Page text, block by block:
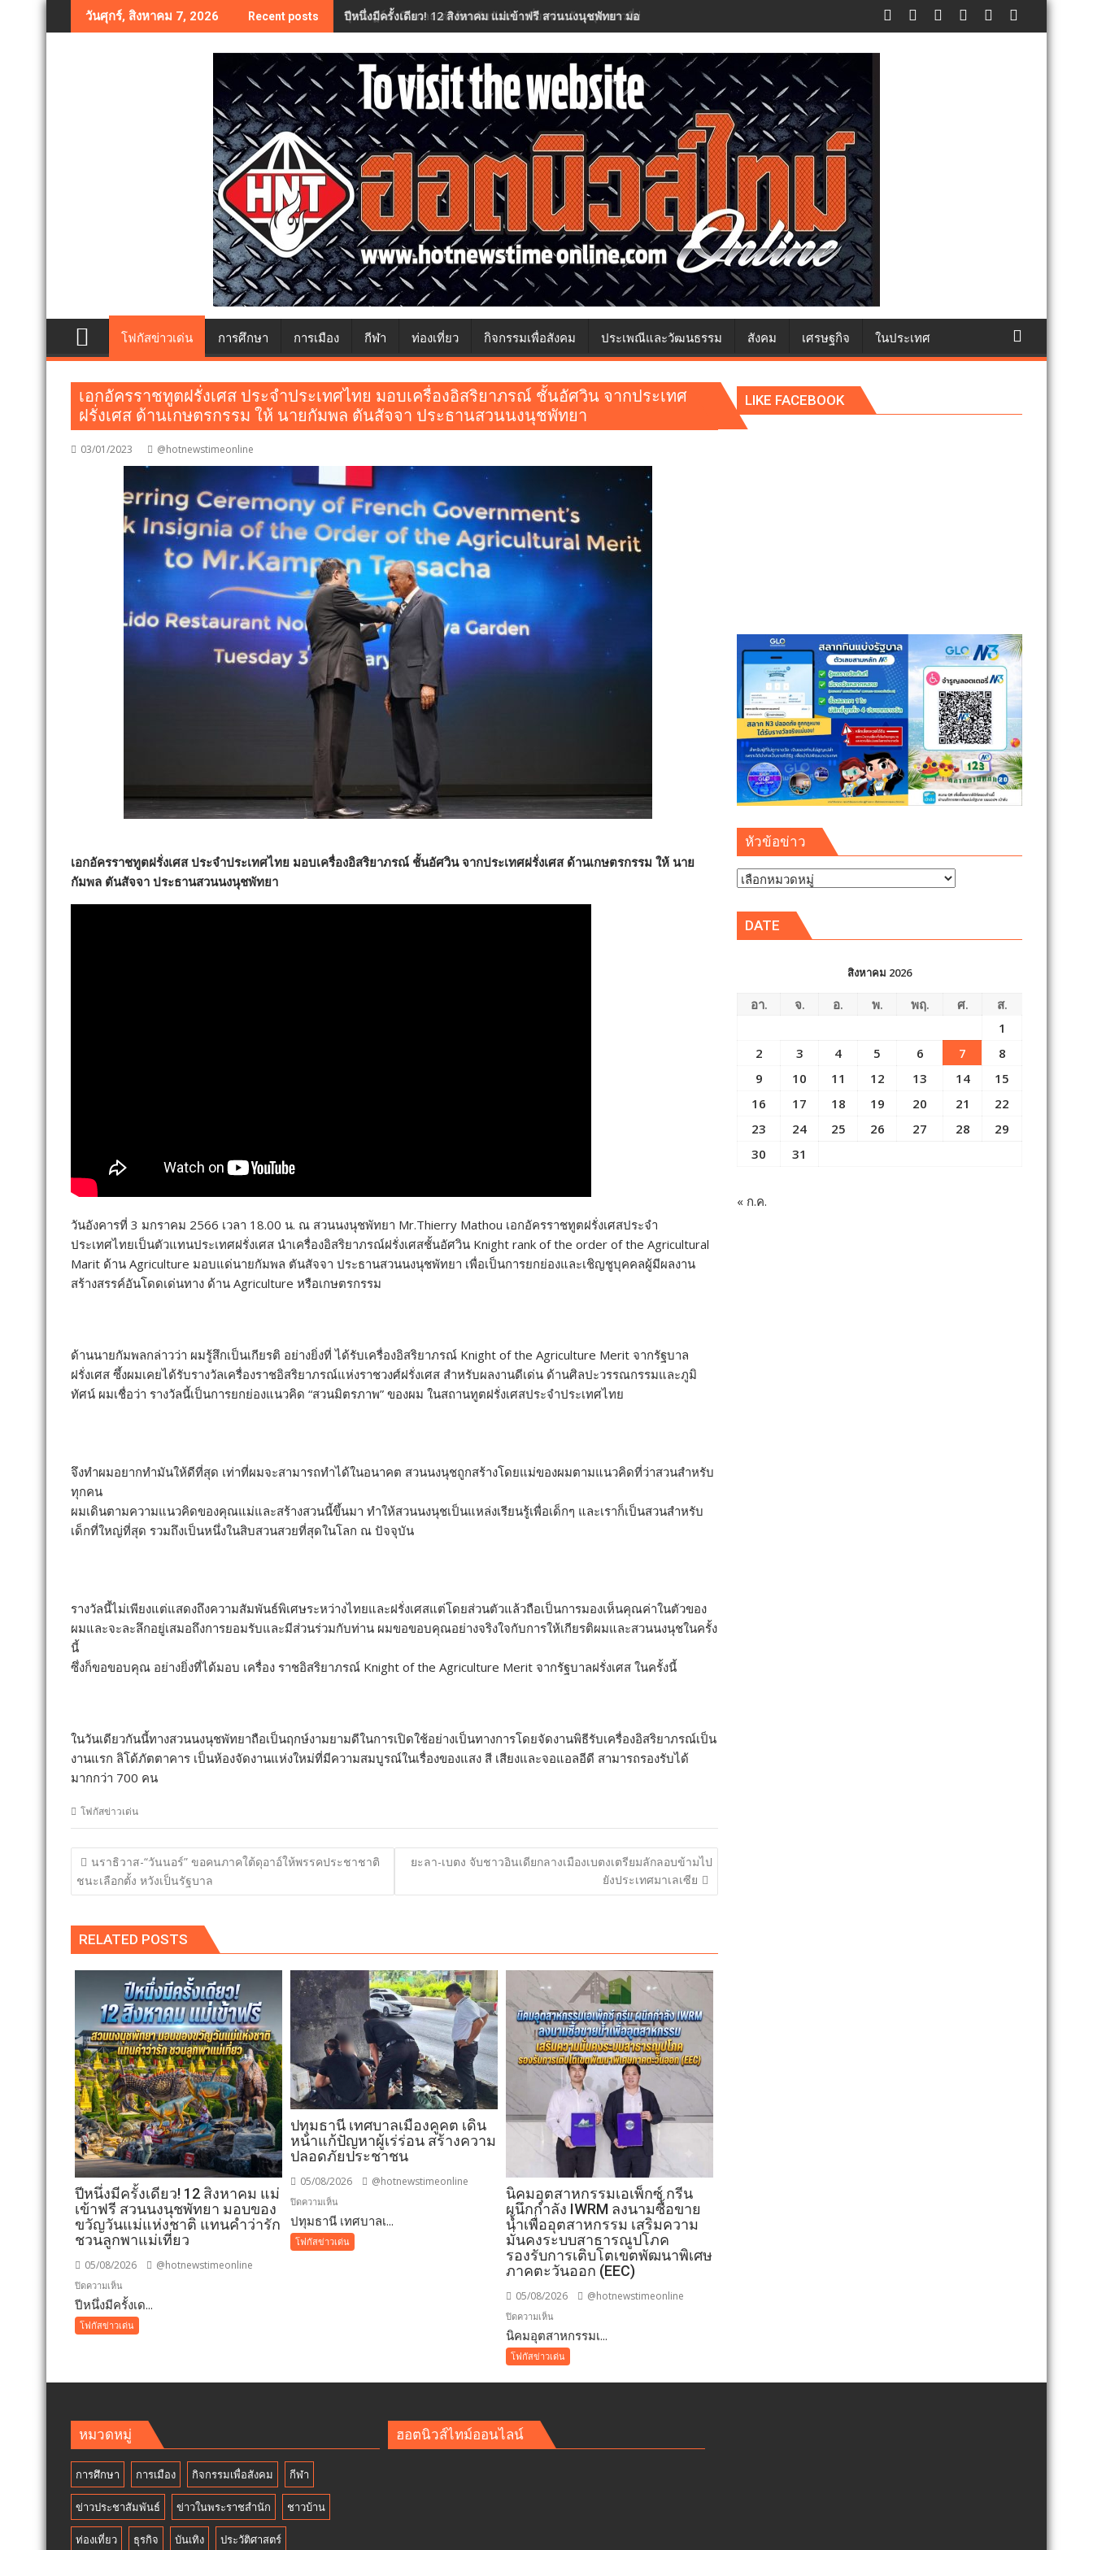
to
วันศุกร์, สิงหาคม 7, 2026 Recent posts ปีหนึ่งมีครั้งเดียว! 12 สิงหาคม แม่เข้าฟรี สวนนงนุชพัทยา มอบของขวัญวันแม่แห่งชาติ แทนคำว่ารัก ชวนลูกพาแม่เที่ยว
โฟกัสข่าวเด่น การศึกษา การเมือง กีฬา ท่องเที่ยว กิจกรรมเพื่อสังคม ประเพณีและวัฒนธรรม สังคม เศรษฐกิจ ในประเทศ
เอกอัครราชทูตฝรั่งเศส ประจำประเทศไทย มอบเครื่องอิสริยาภรณ์ ชั้นอัศวิน จากประเทศ
ฝรั่งเศส ด้านเกษตรกรรม ให้ นายกัมพล ตันสัจจา ประธานสวนนงนุชพัทยา
03/01/2023 @hotnewstimeonline
เอกอัครราชทูตฝรั่งเศส ประจำประเทศไทย มอบเครื่องอิสริยาภรณ์ ชั้นอัศวิน จากประเทศฝรั่งเศส ด้านเกษตรกรรม ให้ นาย
กัมพล ตันสัจจา ประธานสวนนงนุชพัทยา
วันอังคารที่ 3 มกราคม 2566 เวลา 18.00 น. ณ สวนนงนุชพัทยา Mr.Thierry Mathou เอกอัครราชทูตฝรั่งเศสประจำ
ประเทศไทยเป็นตัวแทนประเทศฝรั่งเศส นำเครื่องอิสริยาภรณ์ฝรั่งเศสชั้นอัศวิน Knight rank of the order of the Agricultural
Marit ด้าน Agriculture มอบแด่นายกัมพล ตันสัจจา ประธานสวนนงนุชพัทยา เพื่อเป็นการยกย่องและเชิญชูบุคคลผู้มีผลงาน
สร้างสรรค์อันโดดเด่นทาง ด้าน Agriculture หรือเกษตรกรรม
ด้านนายกัมพลกล่าวว่า ผมรู้สึกเป็นเกียรติ อย่างยิ่งที่ ได้รับเครื่องอิสริยาภรณ์ Knight of the Agriculture Merit จากรัฐบาล
ฝรั่งเศส ซึ้งผมเคยได้รับรางวัลเครื่องราชอิสริยาภรณ์แห่งราชวงศ์ฝรั่งเศส สำหรับผลงานดีเด่น ด้านศิลปะวรรณกรรมและภูมิ
ทัศน์ ผมเชื่อว่า รางวัลนี้เป็นการยกย่องแนวคิด “สวนมิตรภาพ” ของผม ในสถานทูตฝรั่งเศสประจำประเทศไทย
จึงทำผมอยากทำมันให้ดีที่สุด เท่าที่ผมจะสามารถทำได้ในอนาคต สวนนงนุชถูกสร้างโดยแม่ของผมตามแนวคิดที่ว่าสวนสำหรับ
ทุกคน
ผมเดินตามความแนวคิดของคุณแม่และสร้างสวนนี้ขึ้นมา ทำให้สวนนงนุชเป็นแหล่งเรียนรู้เพื่อเด็กๆ และเราก็เป็นสวนสำหรับ
เด็กที่ใหญ่ที่สุด รวมถึงเป็นหนึ่งในสิบสวนสวยที่สุดในโลก ณ ปัจจุบัน
รางวัลนี้ไม่เพียงแต่แสดงถึงความสัมพันธ์พิเศษระหว่างไทยและฝรั่งเศสแต่โดยส่วนตัวแล้วถือเป็นการมองเห็นคุณค่าในตัวของ
ผมและจะละลึกอยู่เสมอถึงการยอมรับและมีส่วนร่วมกับท่าน ผมขอขอบคุณอย่างจริงใจกับการให้เกียรติผมและสวนนงนุชในครั้ง
นี้
ซึ่งก็ขอขอบคุณ อย่างยิ่งที่ได้มอบ เครื่อง ราชอิสริยาภรณ์ Knight of the Agriculture Merit จากรัฐบาลฝรั่งเศส ในครั้งนี้
ในวันเดียวกันนี้ทางสวนนงนุชพัทยาถือเป็นฤกษ์งามยามดีในการเปิดใช้อย่างเป็นทางการโดยจัดงานพิธีรับเครื่องอิสริยาภรณ์เป็น
งานแรก ลิโด้ภัตตาคาร เป็นห้องจัดงานแห่งใหม่ที่มีความสมบูรณ์ในเรื่องของแสง สี เสียงและจอแอลอีดี สามารถรองรับได้
มากกว่า 700 คน
โฟกัสข่าวเด่น
แนะแนว
เรื่อง
นราธิวาส-“วันนอร์” ขอคนภาคใต้ดุอาอ์ให้พรรคประชาชาติ
ชนะเลือกตั้ง หวังเป็นรัฐบาล
ยะลา-เบตง จับชาวอินเดียกลางเมืองเบตงเตรียมลักลอบข้ามไป
ยังประเทศมาเลเซีย
RELATED POSTS
ปีหนึ่งมีครั้งเดียว! 12 สิงหาคม แม่
เข้าฟรี สวนนงนุชพัทยา มอบของ
ขวัญวันแม่แห่งชาติ แทนคำว่ารัก
ชวนลูกพาแม่เที่ยว
05/08/2026 @hotnewstimeonline
ปิดความเห็น
ปี
หนึ่ง
มี
แม่
เข้า
ฟรี
สวน
นงนุช
พัทยา
มอบ
ปีหนึ่งมีครั้งเด...
โฟกัสข่าวเด่น
ปทุมธานี เทศบาลเมืองคูคต เดิน
หน้าแก้ปัญหาผู้เร่ร่อน สร้างความ
ปลอดภัยประชาชน
05/08/2026 @hotnewstimeonline
ปิดความเห็น
ปทุมธานี
เทศบาล
เมือง
เร่ร่อน
ประชาชน
ปทุมธานี เทศบาลเ...
โฟกัสข่าวเด่น
นิคมอุตสาหกรรมเอเพ็กซ์ กรีน
ผนึกกำลัง IWRM ลงนามซื้อขาย
น้ำเพื่ออุตสาหกรรม เสริมความ
มั่นคงระบบสาธารณูปโภค
รองรับการเติบโตเขตพัฒนาพิเศษ
ภาคตะวันออก (EEC)
05/08/2026 @hotnewstimeonline
ปิดความเห็น
นิคม
อุตสาหกรรม
กรีน
​นิคมอุตสาหกรรมเ...
โฟกัสข่าวเด่น
LIKE FACEBOOK
หัวข้อข่าว
หัวข้อ
DATE
สิงหาคม 2026
อา. จ. อ. พ. พฤ. ศ.
ส.
1
2
3 4 5 6 7
8
9
10 11 12 13 14
15
16
17 18 19 20 21
22
23
24 25 26 27 28
29
30
31
« ก.ค.
หมวดหมู่
การศึกษา การเมือง กิจกรรมเพื่อสังคม กีฬา
ข่าวประชาสัมพันธ์ ข่าวในพระราชสำนัก ชาวบ้าน
ท่องเที่ยว ธุรกิจ บันเทิง ประวัติศาสตร์
ฮอตนิวส์ไทม์ออนไลน์